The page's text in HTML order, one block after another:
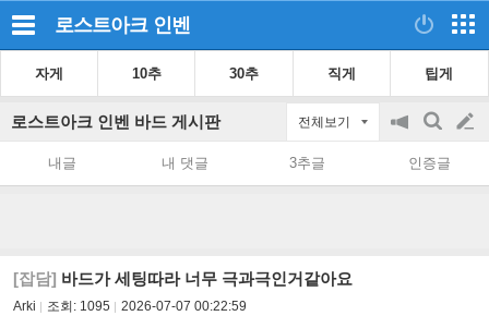
로스트아크 인벤
자게 10추 30추 직게 팁게
로스트아크 인벤 바드 게시판 전체보기
공
on/off
검
색
글
쓰
내글 내 댓글 3추글 인증글
[잡담] 바드가 세팅따라 너무 극과극인거같아요
Arki 조회: 1095 2026-07-07 00:22:59